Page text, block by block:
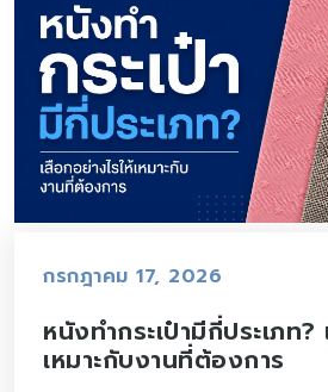
กรกฎาคม 17, 2026
หนังทำกระเป๋ามีกี่ประเภท?
เหมาะกับงานที่ต้องการ